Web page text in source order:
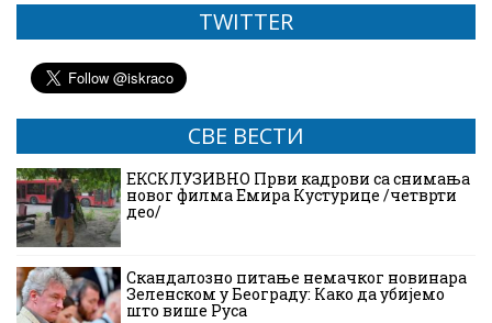
TWITTER
СВЕ ВЕСТИ
ЕКСКЛУЗИВНО Први кадрови са снимања
новог филма Емира Кустурице /четврти
део/
Скандалозно питање немачког новинара
Зеленском у Београду: Како да убијемо
што више Руса